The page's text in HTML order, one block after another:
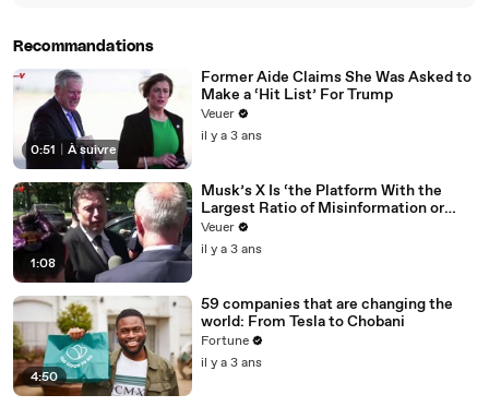
Recommandations
0:51 À suivre
Former Aide Claims She Was Asked to
Make a ‘Hit List’ For Trump
Veuer
il y a 3 ans
1:08
Musk’s X Is ‘the Platform With the
Largest Ratio of Misinformation or
Disinformation’ Amongst All Social
Media Platforms
Veuer
il y a 3 ans
4:50
59 companies that are changing the
world: From Tesla to Chobani
Fortune
il y a 3 ans